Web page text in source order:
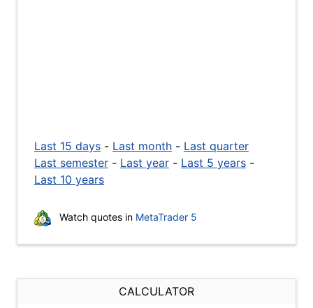
Last 15 days - Last month - Last quarter
Last semester - Last year - Last 5 years -
Last 10 years
Watch quotes in MetaTrader 5
CALCULATOR